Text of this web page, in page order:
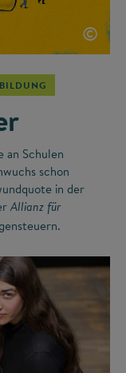
©
an Schulen
schon
in der
Allianz für